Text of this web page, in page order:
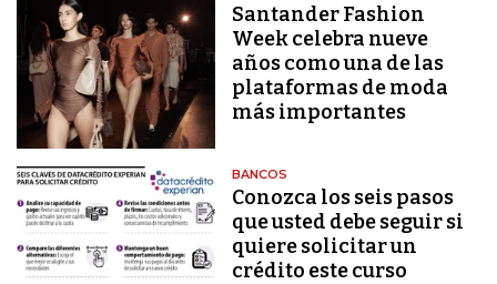
Santander Fashion
Week celebra nueve
años como una de las
plataformas de moda
más importantes
BANCOS
Conozca los seis pasos
que usted debe seguir si
quiere solicitar un
crédito este curso